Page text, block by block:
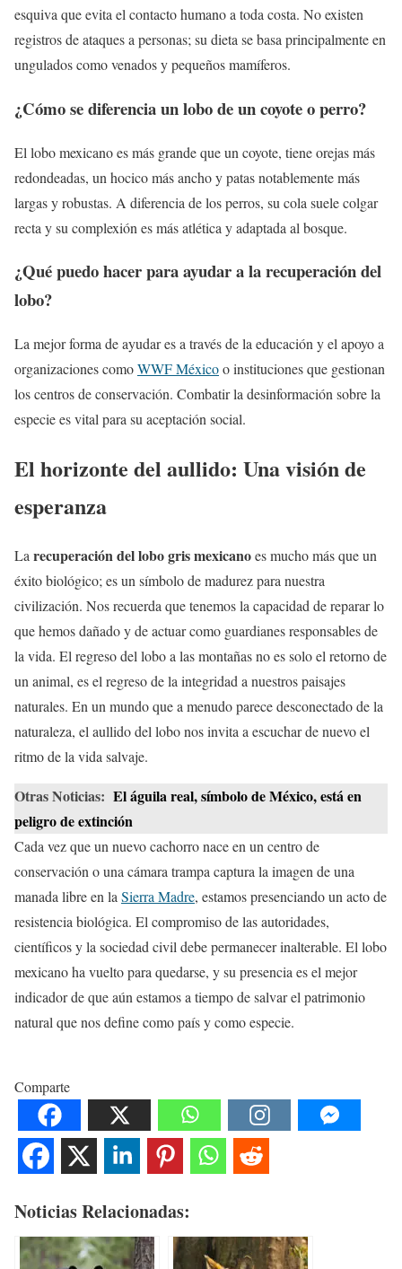
esquiva que evita el contacto humano a toda costa. No existen
registros de ataques a personas; su dieta se basa principalmente en
ungulados como venados y pequeños mamíferos.
¿Cómo se diferencia un lobo de un coyote o perro?
El lobo mexicano es más grande que un coyote, tiene orejas más
redondeadas, un hocico más ancho y patas notablemente más
largas y robustas. A diferencia de los perros, su cola suele colgar
recta y su complexión es más atlética y adaptada al bosque.
¿Qué puedo hacer para ayudar a la recuperación del
lobo?
La mejor forma de ayudar es a través de la educación y el apoyo a
organizaciones comoWWF Méxicoo instituciones que gestionan
los centros de conservación. Combatir la desinformación sobre la
especie es vital para su aceptación social.
El horizonte del aullido: Una visión de
esperanza
La recuperación del lobo gris mexicanoes mucho más que un
éxito biológico; es un símbolo de madurez para nuestra
civilización. Nos recuerda que tenemos la capacidad de reparar lo
que hemos dañado y de actuar como guardianes responsables de
la vida. El regreso del lobo a las montañas no es solo el retorno de
un animal, es el regreso de la integridad a nuestros paisajes
naturales. En un mundo que a menudo parece desconectado de la
naturaleza, el aullido del lobo nos invita a escuchar de nuevo el
ritmo de la vida salvaje.
Otras Noticias: El águila real, símbolo de México, está en
peligro de extinción
Cada vez que un nuevo cachorro nace en un centro de
conservación o una cámara trampa captura la imagen de una
manada libre en la Sierra Madre, estamos presenciando un acto de
resistencia biológica. El compromiso de las autoridades,
científicos y la sociedad civil debe permanecer inalterable. El lobo
mexicano ha vuelto para quedarse, y su presencia es el mejor
indicador de que aún estamos a tiempo de salvar el patrimonio
natural que nos define como país y como especie.
Comparte
Noticias Relacionadas: